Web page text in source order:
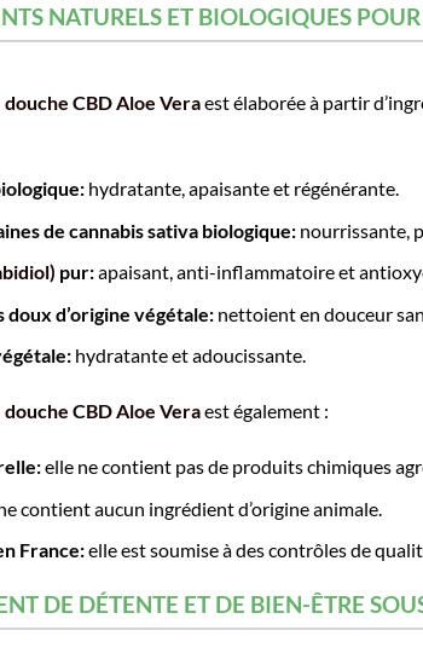
NATURELS ET BIOLOGIQUES
douche CBD Aloe Veraest élaborée à partir
hydratante, apaisante et régénérante.
de cannabis sativa biologique:nourrissante,
pur:apaisant, anti-inflammatoire et
doux d’origine végétale:nettoient en douceur
hydratante et adoucissante.
douche CBD Aloe Veraest également :
elle ne contient pas de produits chimiques
contient aucun ingrédient d’origine animale.
France:elle est soumise à des contrôles de
DE DÉTENTE ET DE BIEN-ÊTRE